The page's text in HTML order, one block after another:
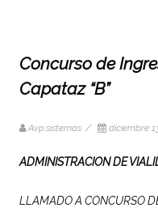
Concurso de
Capataz “B”
Avp.sistemas / diciembre
ADMINISTRACION DE
LLAMADO A CONCURSO